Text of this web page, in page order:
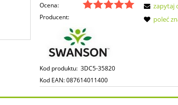
Ocena:
Producent:
Kod produktu: 3DC5-35820
Kod EAN:087614011400
zapytaj
poleć